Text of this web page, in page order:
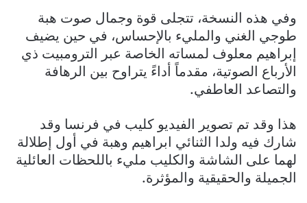
وفي هذه النسخة، تتجلى قوة وجمال صوت هبة
طوجي الغني والمليء بالإحساس، في حين يضيف
إبراهيم معلوف لمساته الخاصة عبر الترومبيت ذي
الأرباع الصوتية، مقدماً أداءً يتراوح بين الرهافة
والتصاعد العاطفي.
هذا وقد تم تصوير الفيديو كليب في فرنسا وقد
شارك فيه ولدا الثنائي ابراهيم وهبة في أول إطلالة
لهما على الشاشة والكليب مليء باللحظات العائلية
الجميلة والحقيقية والمؤثرة.